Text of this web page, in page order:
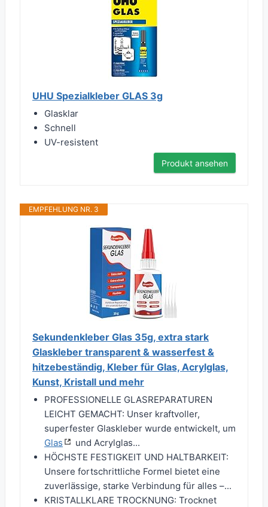
UHU Spezialkleber GLAS 3g
Glasklar
Schnell
UV-resistent
Produkt ansehen
EMPFEHLUNG NR. 3
Sekundenkleber Glas 35g, extra stark
Glaskleber transparent & wasserfest &
hitzebeständig, Kleber für Glas, Acrylglas,
Kunst, Kristall und mehr
PROFESSIONELLE GLASREPARATUREN
LEICHT GEMACHT: Unser kraftvoller,
superfester Glaskleber wurde entwickelt, um
Glas
und Acrylglas...
HÖCHSTE FESTIGKEIT UND HALTBARKEIT:
Unsere fortschrittliche Formel bietet eine
zuverlässige, starke Verbindung für alles –...
KRISTALLKLARE TROCKNUNG: Trocknet